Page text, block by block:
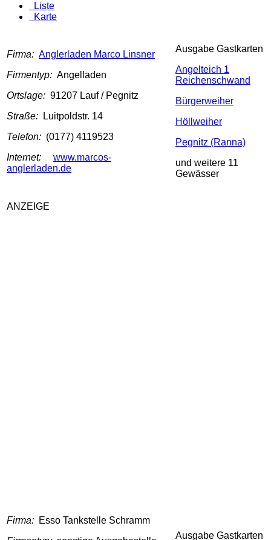
Liste
Karte
Firma: Anglerladen Marco Linsner
Firmentyp: Angelladen
Ortslage: 91207 Lauf / Pegnitz
Straße:
Luitpoldstr. 14
Telefon: (0177) 4119523
Internet:
www.marcos-
anglerladen.de
Ausgabe Gastkarten
Angelteich 1
Reichenschwand
Bürgerweiher
Höllweiher
Pegnitz (Ranna)
und weitere 11
Gewässer
ANZEIGE
Firma: Esso Tankstelle Schramm
Ausgabe Gastkarten